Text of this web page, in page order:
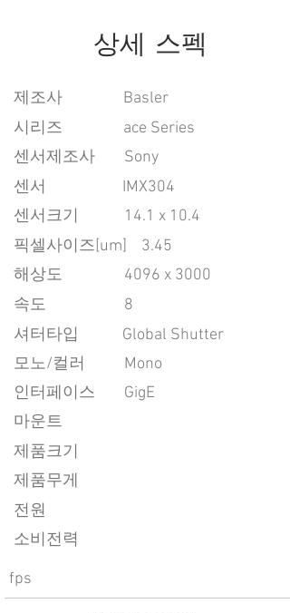
상세 스펙
​제조사
시리즈
ace Series
센서제조사
Sony
센서
IMX304
센서크기
픽셀사이즈[um]
3.45
​해상도
4096 x 3000
속도
8
​셔터타입
Global Shutter
모노/컬러
Mono
인터페이스
GigE
마운트
제품크기
제품무게
전원
소비전력
Basler
14.1 x 10.4
fps